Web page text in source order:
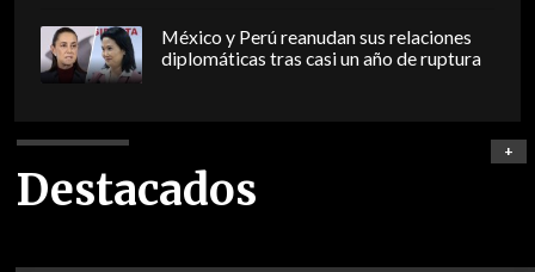
México y Perú reanudan sus relaciones
diplomáticas tras casi un año de ruptura
Destacados
+